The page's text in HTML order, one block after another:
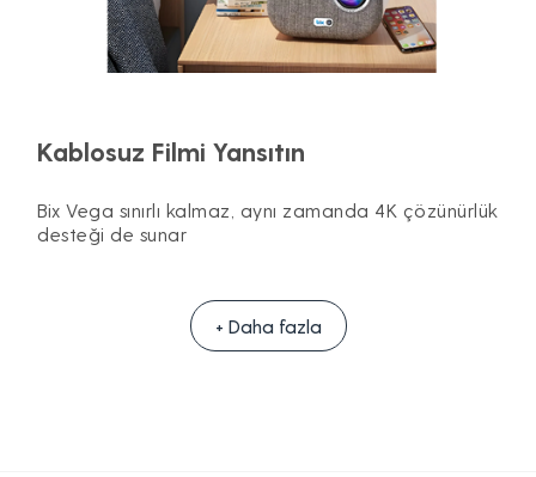
Kablosuz Filmi Yansıtın
Bix Vega sınırlı kalmaz, aynı zamanda 4K çözünürlük
desteği de sunar
+ Daha fazla